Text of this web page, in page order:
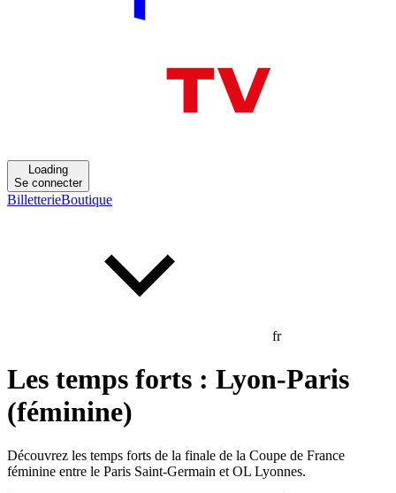
Loading
Se connecter
BilletterieBoutique
fr
Les temps forts : Lyon-Paris
(féminine)
Découvrez les temps forts de la finale de la Coupe de France
féminine entre le Paris Saint-Germain et OL Lyonnes.